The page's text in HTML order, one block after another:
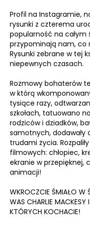
Profil na Instagramie,
rysunki z czterema
popularność na całym
przypominają nam, co
Rysunki zebrane w tej
niepewnych czasach.
Rozmowy bohaterów
w którą
tysiące razy,
szkołach, tatuowano
rodziców i dziadków,
samotnych, dodawały
trudami życia.
filmowych: chłopiec,
ekranie w przepięknej,
animacji!
WKROCZCIE ŚMIAŁO W
WAS CHARLIE
KTÓRYCH KOCHACIE!